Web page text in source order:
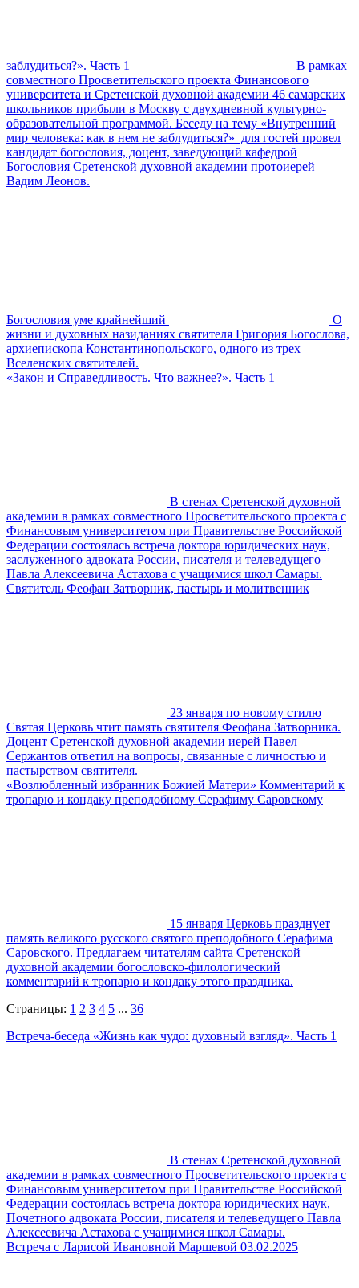
заблудиться?». Часть 1
В рамках
совместного Просветительского проекта Финансового
университета и Сретенской духовной академии 46 самарских
школьников прибыли в Москву с двухдневной культурно-
образовательной программой. Беседу на тему «Внутренний
мир человека: как в нем не заблудиться?» для гостей провел
кандидат богословия, доцент, заведующий кафедрой
Богословия Сретенской духовной академии протоиерей
Вадим Леонов.
Богословия уме крайнейший
О
жизни и духовных назиданиях святителя Григория Богослова,
архиепископа Константинопольского, одного из трех
Вселенских святителей.
«Закон и Справедливость. Что важнее?». Часть 1
В стенах Сретенской духовной
академии в рамках совместного Просветительского проекта с
Финансовым университетом при Правительстве Российской
Федерации состоялась встреча доктора юридических наук,
заслуженного адвоката России, писателя и телеведущего
Павла Алексеевича Астахова с учащимися школ Самары.
Святитель Феофан Затворник, пастырь и молитвенник
23 января по новому стилю
Святая Церковь чтит память святителя Феофана Затворника.
Доцент Сретенской духовной академии иерей Павел
Сержантов ответил на вопросы, связанные с личностью и
пастырством святителя.
«Возлюбленный избранник Божией Матери» Комментарий к
тропарю и кондаку преподобному Серафиму Саровскому
15 января Церковь празднует
память великого русского святого преподобного Серафима
Саровского. Предлагаем читателям сайта Сретенской
духовной академии богословско-филологический
комментарий к тропарю и кондаку этого праздника.
Страницы: 1 2 3 4 5 ... 36
Встреча-беседа «Жизнь как чудо: духовный взгляд». Часть 1
В стенах Сретенской духовной
академии в рамках совместного Просветительского проекта с
Финансовым университетом при Правительстве Российской
Федерации состоялась встреча доктора юридических наук,
Почетного адвоката России, писателя и телеведущего Павла
Алексеевича Астахова с учащимися школ Самары.
Встреча с Ларисой Ивановной Маршевой 03.02.2025